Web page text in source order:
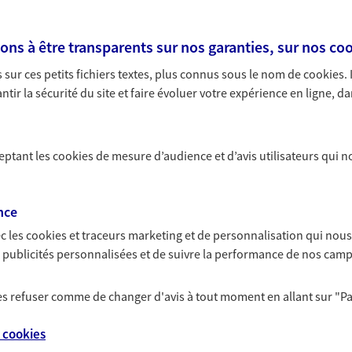
NOUS CONTACTER
WEB
AXA Prévoyance &
sous vos yeux lorsque vous admirez Marseille
des villes françaises ». Celle que l'on appelait
port en a fait une ville stratégique et une ouverture
des Marseillais ?
qui vous attend en arrivant à Marseille. En effet, la
seconde ville de France est d'ailleurs l'une des
plus ensoleillée du pays y est sûrement pour quelque
industries
est l'une des raisons qui attirent les entreprises
que 1,6 million de croisiéristes y débarquent.
tourisme et de l'hôtellerie.
à être transparents sur nos garanties, sur nos
ces petits fichiers textes, plus connus sous le nom decookies.
la sécurité du site et faire évoluer votre expérience en ligne,
lescookiesde mesure d’audience et d’avis utilisateurs qui
lescookies et traceurs marketing et de personnalisation qui
personnalisées et de suivre la performance de nos
refuser comme de changer d'avis à tout moment en allant sur
cookies